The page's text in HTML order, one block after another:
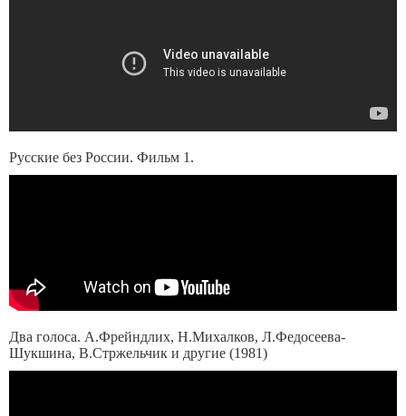
Русские без России. Фильм 1.
Два голоса. А.Фрейндлих, Н.Михалков, Л.Федосеева-
Шукшина, В.Стржельчик и другие (1981)